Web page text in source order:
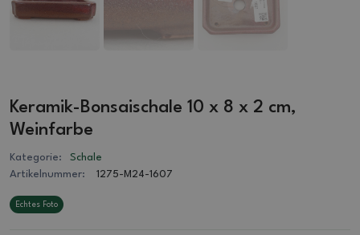
Keramik-Bonsaischale 10 x 8 x 2 cm,
Weinfarbe
Kategorie:
Schale
Artikelnummer:
1275-M24-1607
Echtes Foto